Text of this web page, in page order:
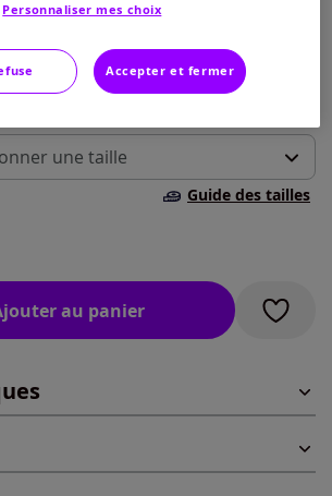
une taille
Guide des tailles
au panier
Personnaliser mes choix
Accepter et fermer